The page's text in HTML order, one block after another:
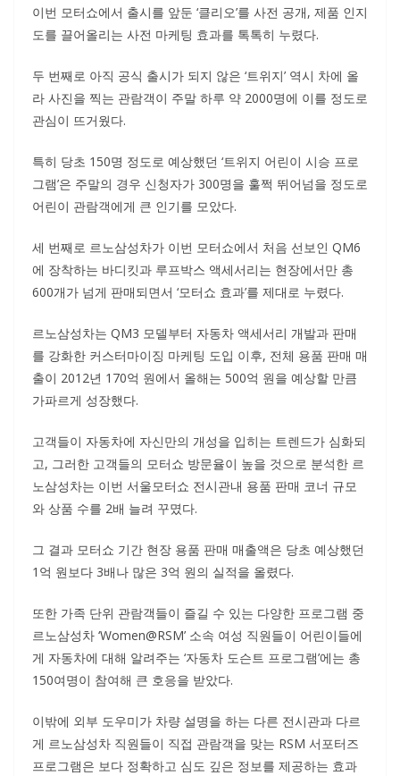
이번 모터쇼에서 출시를 앞둔 ‘클리오’를 사전 공개, 제품 인지
도를 끌어올리는 사전 마케팅 효과를 톡톡히 누렸다.
두 번째로 아직 공식 출시가 되지 않은 ‘트위지’ 역시 차에 올
라 사진을 찍는 관람객이 주말 하루 약 2000명에 이를 정도로
관심이 뜨거웠다.
특히 당초 150명 정도로 예상했던 ‘트위지 어린이 시승 프로
그램’은 주말의 경우 신청자가 300명을 훌쩍 뛰어넘을 정도로
어린이 관람객에게 큰 인기를 모았다.
세 번째로 르노삼성차가 이번 모터쇼에서 처음 선보인 QM6
에 장착하는 바디킷과 루프박스 액세서리는 현장에서만 총
600개가 넘게 판매되면서 ‘모터쇼 효과’를 제대로 누렸다.
르노삼성차는 QM3 모델부터 자동차 액세서리 개발과 판매
를 강화한 커스터마이징 마케팅 도입 이후, 전체 용품 판매 매
출이 2012년 170억 원에서 올해는 500억 원을 예상할 만큼
가파르게 성장했다.
고객들이 자동차에 자신만의 개성을 입히는 트렌드가 심화되
고, 그러한 고객들의 모터쇼 방문율이 높을 것으로 분석한 르
노삼성차는 이번 서울모터쇼 전시관내 용품 판매 코너 규모
와 상품 수를 2배 늘려 꾸몄다.
그 결과 모터쇼 기간 현장 용품 판매 매출액은 당초 예상했던
1억 원보다 3배나 많은 3억 원의 실적을 올렸다.
또한 가족 단위 관람객들이 즐길 수 있는 다양한 프로그램 중
르노삼성차 ‘Women@RSM’ 소속 여성 직원들이 어린이들에
게 자동차에 대해 알려주는 ‘자동차 도슨트 프로그램’에는 총
150여명이 참여해 큰 호응을 받았다.
이밖에 외부 도우미가 차량 설명을 하는 다른 전시관과 다르
게 르노삼성차 직원들이 직접 관람객을 맞는 RSM 서포터즈
프로그램은 보다 정확하고 심도 깊은 정보를 제공하는 효과